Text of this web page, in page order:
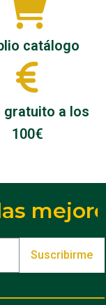
catálogo
gratuito a los
100€
Suscribirme